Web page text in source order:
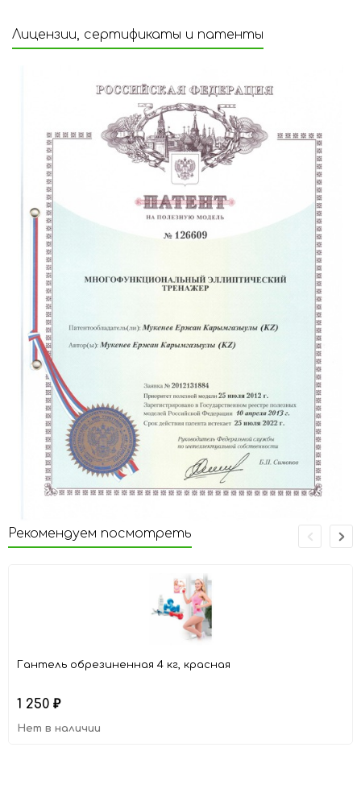
Лицензии, сертификаты и патенты
Рекомендуем посмотреть
Гантель обрезиненная 4 кг, красная
1 250 ₽
Нет в наличии